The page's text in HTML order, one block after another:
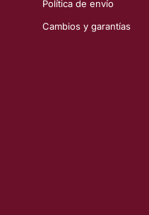
Política de envío
Cambios y garantías